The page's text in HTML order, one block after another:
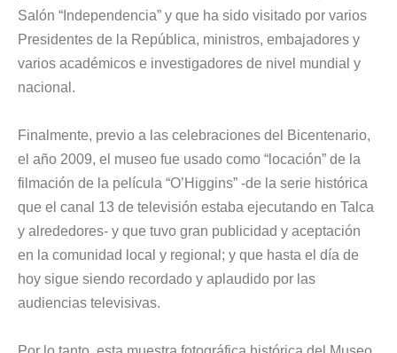
Salón “Independencia” y que ha sido visitado por varios
Presidentes de la República, ministros, embajadores y
varios académicos e investigadores de nivel mundial y
nacional.
Finalmente, previo a las celebraciones del Bicentenario,
el año 2009, el museo fue usado como “locación” de la
filmación de la película “O’Higgins” -de la serie histórica
que el canal 13 de televisión estaba ejecutando en Talca
y alrededores- y que tuvo gran publicidad y aceptación
en la comunidad local y regional; y que hasta el día de
hoy sigue siendo recordado y aplaudido por las
audiencias televisivas.